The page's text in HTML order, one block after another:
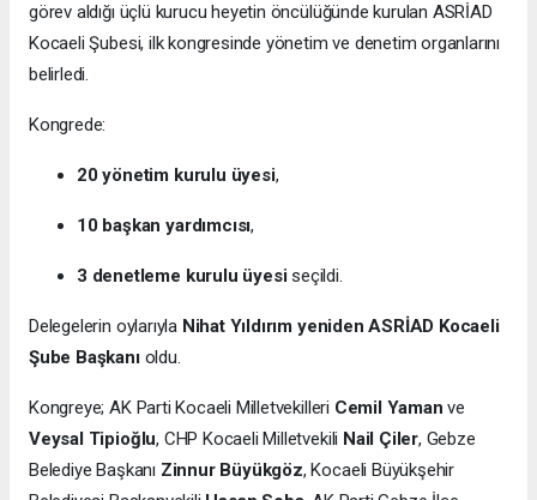
görev aldığı üçlü kurucu heyetin öncülüğünde kurulan ASRİAD
Kocaeli Şubesi, ilk kongresinde yönetim ve denetim organlarını
belirledi.
Kongrede:
20 yönetim kurulu üyesi,
10 başkan yardımcısı,
3 denetleme kurulu üyesiseçildi.
Delegelerin oylarıyla Nihat Yıldırım yeniden ASRİAD Kocaeli
Şube Başkanıoldu.
Kongreye; AK Parti Kocaeli Milletvekilleri Cemil Yaman ve
Veysal Tipioğlu, CHP Kocaeli Milletvekili Nail Çiler, Gebze
Belediye Başkanı Zinnur Büyükgöz, Kocaeli Büyükşehir